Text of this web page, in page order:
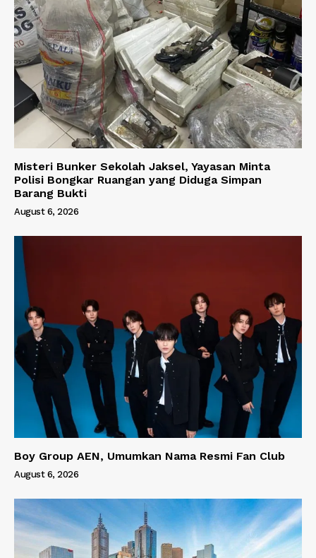
Misteri Bunker Sekolah Jaksel, Yayasan Minta
Polisi Bongkar Ruangan yang Diduga Simpan
Barang Bukti
August 6, 2026
Boy Group AEN, Umumkan Nama Resmi Fan Club
August 6, 2026